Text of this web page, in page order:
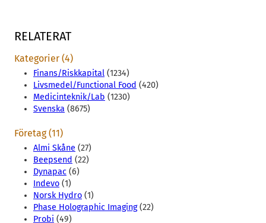
RELATERAT
Kategorier (4)
Finans/Riskkapital (1234)
Livsmedel/Functional Food (420)
Medicinteknik/Lab (1230)
Svenska (8675)
Företag (11)
Almi Skåne (27)
Beepsend (22)
Dynapac (6)
Indevo (1)
Norsk Hydro (1)
Phase Holographic Imaging(22)
Probi (49)